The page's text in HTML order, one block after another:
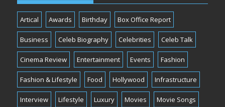
Artical Awards Birthday Box Office Report
Business Celeb Biography Celebrities Celeb Talk
Cinema Review Entertainment Events Fashion
Fashion & Lifestyle Food Hollywood Infrastructure
Interview Lifestyle Luxury Movies Movie Songs